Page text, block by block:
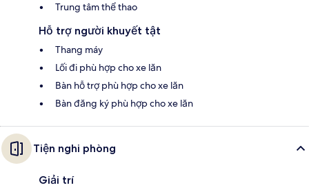
Trung tâm thể thao
Hỗ trợ người khuyết tật
Thang máy
Lối đi phù hợp cho xe lăn
Bàn hỗ trợ phù hợp cho xe lăn
Bàn đăng ký phù hợp cho xe lăn
Tiện nghi phòng
Giải trí